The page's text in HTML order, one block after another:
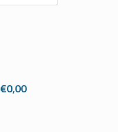
€0,00